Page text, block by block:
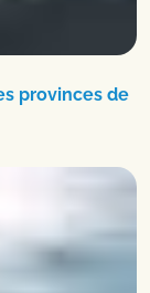
provinces de